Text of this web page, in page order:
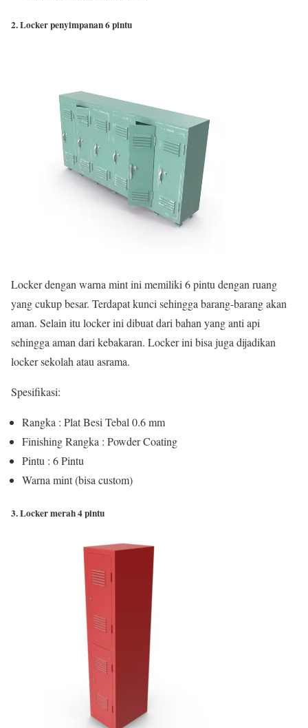
2. Locker penyimpanan 6 pintu
Locker dengan warna mint ini memiliki 6 pintu dengan ruang
yang cukup besar. Terdapat kunci sehingga barang-barang akan
aman. Selain itu locker ini dibuat dari bahan yang anti api
sehingga aman dari kebakaran. Locker ini bisa juga dijadikan
locker sekolah atau asrama.
Spesifikasi:
Rangka : Plat Besi Tebal 0.6 mm
Finishing Rangka : Powder Coating
Pintu : 6 Pintu
Warna mint (bisa custom)
3. Locker merah 4 pintu